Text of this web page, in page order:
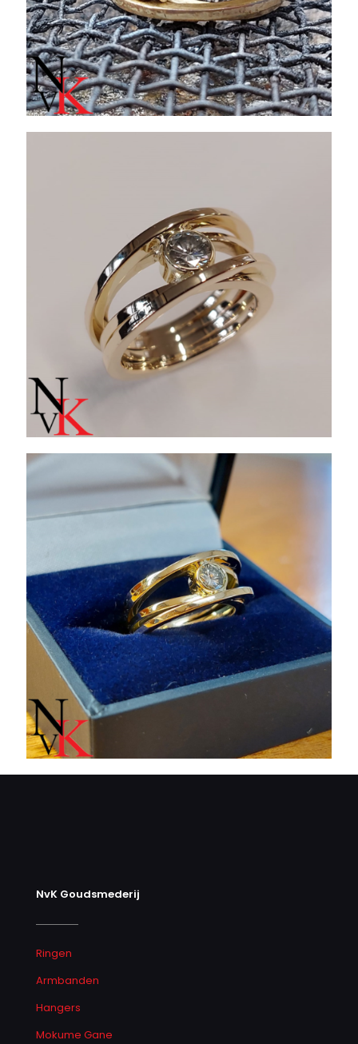
NvK Goudsmederij
Ringen
Armbanden
Hangers
Mokume Gane